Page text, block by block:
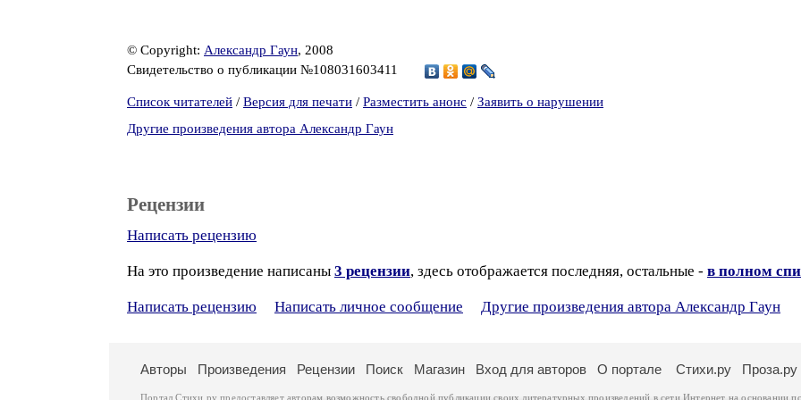
© Copyright: Александр Гаун, 2008
Свидетельство о публикации №108031603411
Список читателей / Версия для печати / Разместить анонс / Заявить о нарушении
Другие произведения автора Александр Гаун
Рецензии
Написать рецензию
На это произведение написаны 3 рецензии, здесь отображается последняя, остальные - в полном
Написать рецензию Написать личное сообщение Другие произведения автора Александр Гаун
Авторы Произведения Рецензии Поиск Магазин Вход для авторов О портале Стихи.ру Проза.ру
Портал Стихи.ру предоставляет авторам возможность свободной публикации своих литературных произведений в сети Интернет на основании